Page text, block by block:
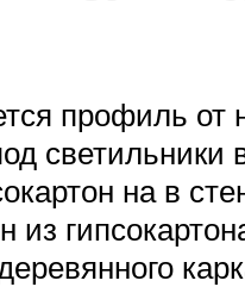
профиль от
светильники
на в
из